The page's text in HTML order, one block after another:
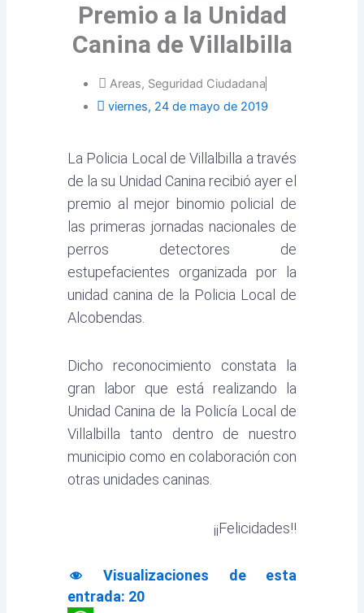
Premio a la Unidad
Canina de Villalbilla
Areas, Seguridad Ciudadana
viernes, 24 de mayo de 2019
La Policia Local de Villalbilla a través
de la su Unidad Canina recibió ayer el
premio al mejor binomio policial de
las primeras jornadas nacionales de
perros detectores de
estupefacientes organizada por la
unidad canina de la Policia Local de
Alcobendas.
Dicho reconocimiento constata la
gran labor que está realizando la
Unidad Canina de la Policía Local de
Villalbilla tanto dentro de nuestro
municipio como en colaboración con
otras unidades caninas.
¡¡Felicidades!!
Visualizaciones de esta
entrada: 20